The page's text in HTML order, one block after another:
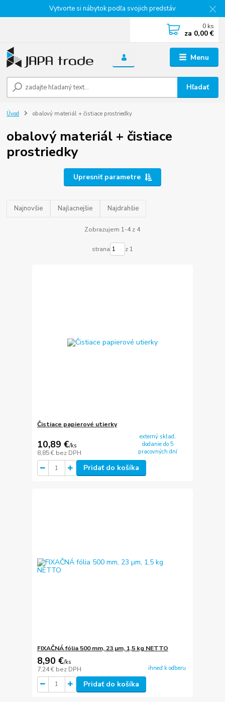
Vytvorte si nábytok podľa svojich predstáv
Menu
Hľadať
0 ks
za 0,00 €
Úvod obalový materiál + čistiace prostriedky
obalový materiál + čistiace
prostriedky
Upresniť parametre
Najnovšie Najlacnejšie Najdrahšie
Zobrazujem 1-4 z 4
strana z 1
Čistiace papierové utierky
10,89 €/ks
8,85 € bez DPH
externý sklad,
dodanie do 5
pracovných dní
Pridať do košíka
FIXAČNÁ fólia 500 mm, 23 µm, 1,5 kg NETTO
8,90 €/ks
7,24 € bez DPH ihneď k odberu
Pridať do košíka